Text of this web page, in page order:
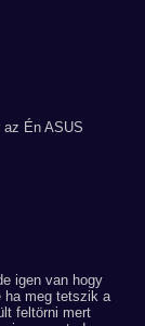
Én ASUS
igen van hogy
ha meg tetszik a
feltörni mert